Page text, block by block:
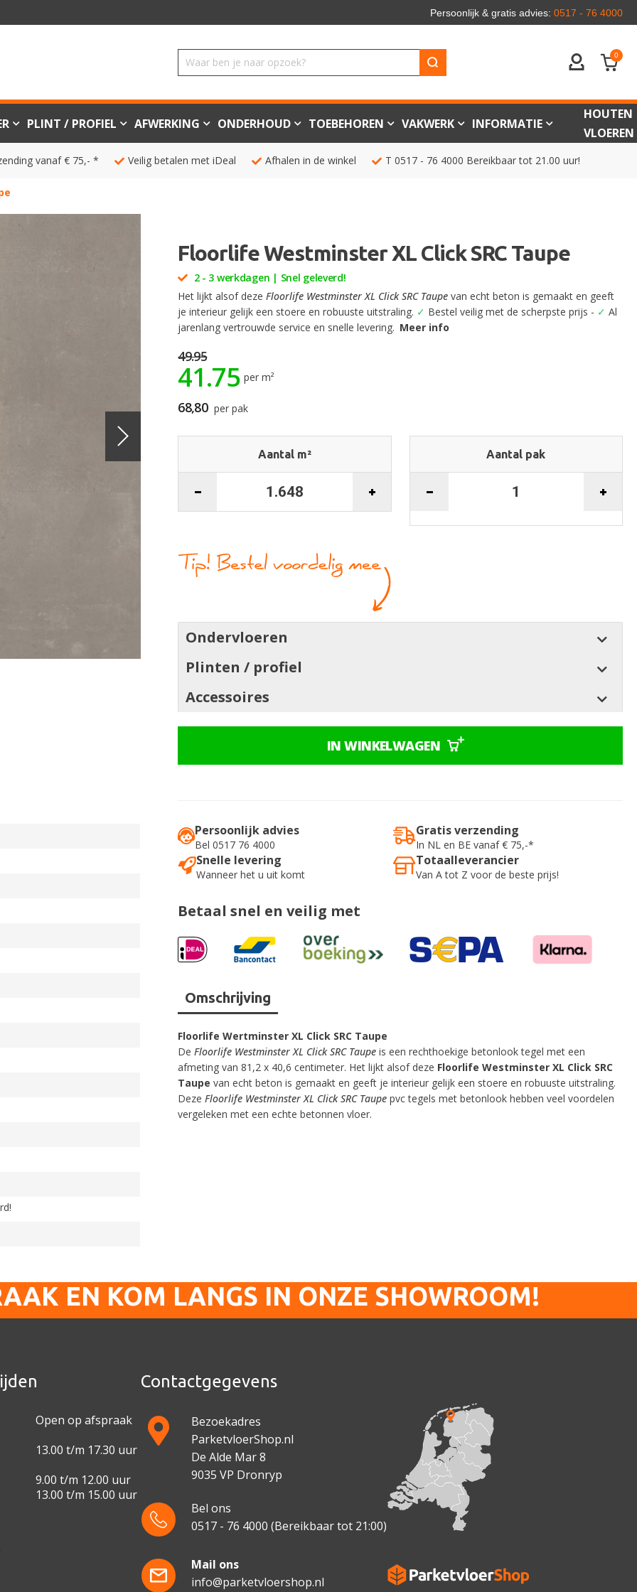
Persoonlijk & gratis advies: 0517 - 76 4000
ACCOUNT
0
PLINT / PROFIEL AFWERKING ONDERHOUD TOEBEHOREN VAKWERK INFORMATIE
HOUTEN
VLOEREN
vanaf € 75,- * Veilig betalen met iDeal Afhalen in de winkel T 0517 - 76 4000 Bereikbaar tot 21.00 uur!
Floorlife Westminster XL Click SRC Taupe
2 - 3 werkdagen | Snel geleverd!
Het lijkt alsof dezeFloorlife Westminster XL Click SRC Taupe van echt beton is gemaakt en geeft
je interieur gelijk een stoere en robuuste uitstraling. ✓ Bestel veilig met de scherpste prijs - ✓Al
jarenlang vertrouwde service en snelle levering. Meer info
49.95
41.75 per m²
68,80 per pak
Aantal pak
Aantal m²
Ondervloeren
Plinten / profiel
Accessoires
IN WINKELWAGEN
Persoonlijk advies
Bel 0517 76 4000
Gratis verzending
In NL en BE vanaf € 75,-*
Snelle levering
Wanneer het u uit komt
Totaalleverancier
Van A tot Z voor de beste prijs!
Betaal snel en veilig met
Omschrijving
Floorlife Wertminster XL Click SRC Taupe
DeFloorlife Westminster XL Click SRC Taupe is een rechthoekige betonlook tegel met een
afmeting van 81,2 x 40,6 centimeter. Het lijkt alsof deze Floorlife Westminster XL Click SRC
Taupe van echt beton is gemaakt en geeft je interieur gelijk een stoere en robuuste uitstraling.
DezeFloorlife Westminster XL Click SRC Taupe pvc tegels met betonlook hebben veel voordelen
vergeleken met een echte betonnen vloer.
EN KOM LANGS IN ONZE SHOWROOM!
Open op afspraak
13.00 t/m 17.30 uur
9.00 t/m 12.00 uur
13.00 t/m 15.00 uur
Contactgegevens
Bezoekadres
ParketvloerShop.nl
De Alde Mar 8
9035 VP Dronryp
Bel ons
0517 - 76 4000 (Bereikbaar tot 21:00)
Mail ons
info@parketvloershop.nl